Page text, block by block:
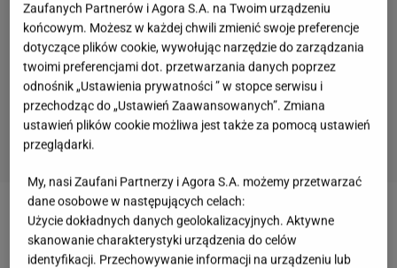
Rozpoznasz te polskie aktorki na zdjęciach?
Zgarnij tutaj okrągłe 12/12!
Zaufanych Partnerów i Agora S.A. na Twoim urządzeniu
końcowym. Możesz w każdej chwili zmienić swoje preferencje
dotyczące plików cookie, wywołując narzędzie do zarządzania
twoimi preferencjami dot. przetwarzania danych poprzez
odnośnik „Ustawienia prywatności ” w stopce serwisu i
przechodząc do „Ustawień Zaawansowanych”. Zmiana
ustawień plików cookie możliwa jest także za pomocą ustawień
przeglądarki.
My, nasi Zaufani Partnerzy i Agora S.A. możemy przetwarzać
dane osobowe w następujących celach:
Użycie dokładnych danych geolokalizacyjnych. Aktywne
skanowanie charakterystyki urządzenia do celów
identyfikacji. Przechowywanie informacji na urządzeniu lub